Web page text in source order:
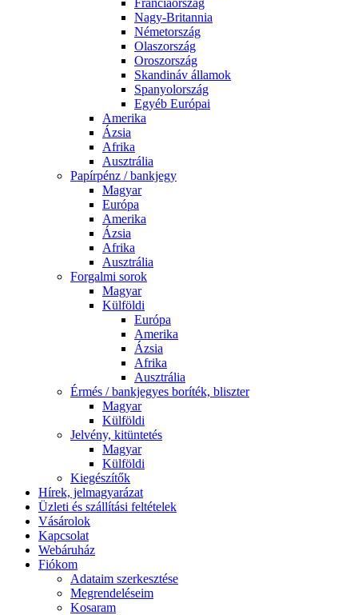
Franciaország
Nagy-Britannia
Németország
Olaszország
Oroszország
Skandináv államok
Spanyolország
Egyéb Európai
Amerika
Ázsia
Afrika
Ausztrália
Papírpénz / bankjegy
Magyar
Európa
Amerika
Ázsia
Afrika
Ausztrália
Forgalmi sorok
Magyar
Külföldi
Európa
Amerika
Ázsia
Afrika
Ausztrália
Érmés / bankjegyes boríték, bliszter
Magyar
Külföldi
Jelvény, kitüntetés
Magyar
Külföldi
Kiegészítők
Hírek, jelmagyarázat
Üzleti és szállítási feltételek
Vásárolok
Kapcsolat
Webáruház
Fiókom
Adataim szerkesztése
Megrendeléseim
Kosaram